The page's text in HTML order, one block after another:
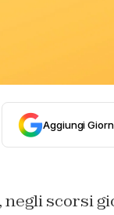
Aggiungi
negli scorsi